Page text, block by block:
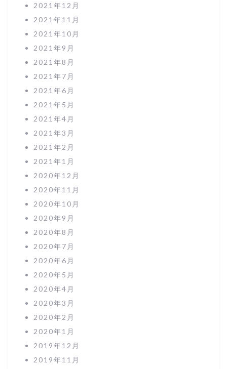
2021年12月
2021年11月
2021年10月
2021年9月
2021年8月
2021年7月
2021年6月
2021年5月
2021年4月
2021年3月
2021年2月
2021年1月
2020年12月
2020年11月
2020年10月
2020年9月
2020年8月
2020年7月
2020年6月
2020年5月
2020年4月
2020年3月
2020年2月
2020年1月
2019年12月
2019年11月